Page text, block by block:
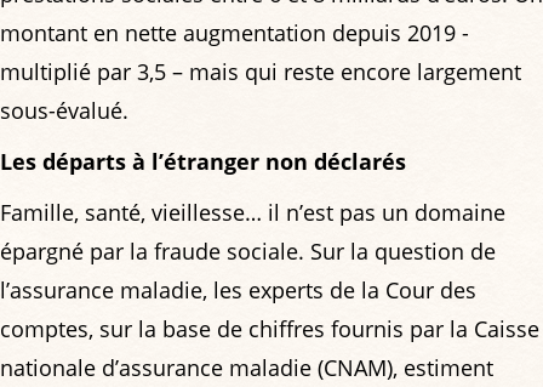
montant en nette augmentation depuis 2019 -
multiplié par 3,5 – mais qui reste encore largement
sous-évalué.
Les départs à l’étranger non déclarés
Famille, santé, vieillesse… il n’est pas un domaine
épargné par la fraude sociale. Sur la question de
l’assurance maladie, les experts de la Cour des
comptes, sur la base de chiffres fournis par la Caisse
nationale d’assurance maladie (CNAM), estiment